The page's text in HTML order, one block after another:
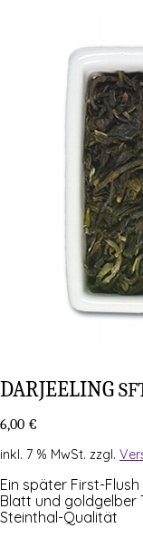
DAR­JEE­LING
6,00 €
inkl. 7 % MwSt. zzgl.
Ein spä­ter First-
Blatt und gold­gel­ber
Steinthal-Qualität